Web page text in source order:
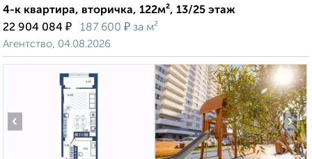
4-к квартира, вторичка, 122м², 13/25 этаж
22 904 084 ₽ 187 600 ₽ за м²
Агентство, 04.08.2026
‹ ›